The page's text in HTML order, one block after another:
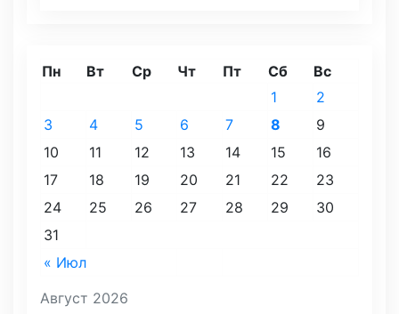
Август 2026
Пн Вт Ср Чт Пт Сб Вс
« Июл
1
2
3
4 5 6 7 8
9
10
11 12 13 14 15
16
17
18 19 20 21 22
23
24
25 26 27 28 29
30
31